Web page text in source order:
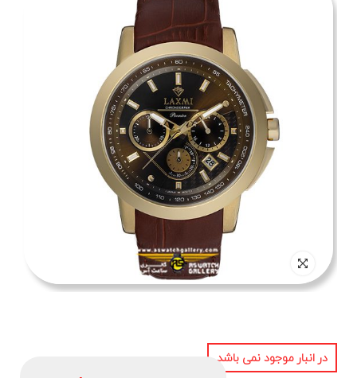
در انبار موجود نمی باشد